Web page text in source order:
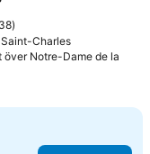
Charles
över Notre-Dame de la